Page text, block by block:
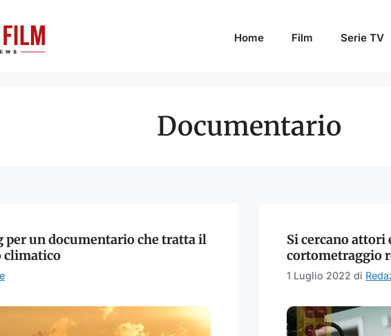
Home Film Serie TV
Documentario
per un documentario che tratta il
climatico
Si cercano
cortometraggio
1 Luglio 2022 di